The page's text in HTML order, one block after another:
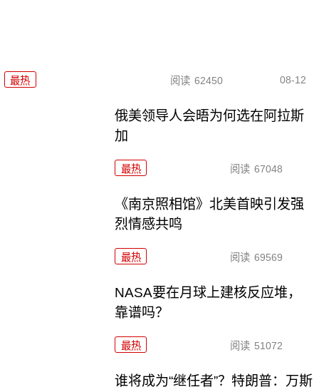
最热 阅读 62450 08-12
俄美领导人会晤为何选在阿拉斯
加
最热 阅读 67048
《南京照相馆》北美首映引发强
烈情感共鸣
最热 阅读 69569
NASA要在月球上建核反应堆，
靠谱吗？
最热 阅读 51072
谁将成为“继任者”？特朗普：万斯